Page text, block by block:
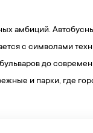
амбиций.
с символами
до
и парки, где